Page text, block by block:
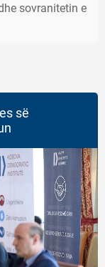
sovranitetin e
së